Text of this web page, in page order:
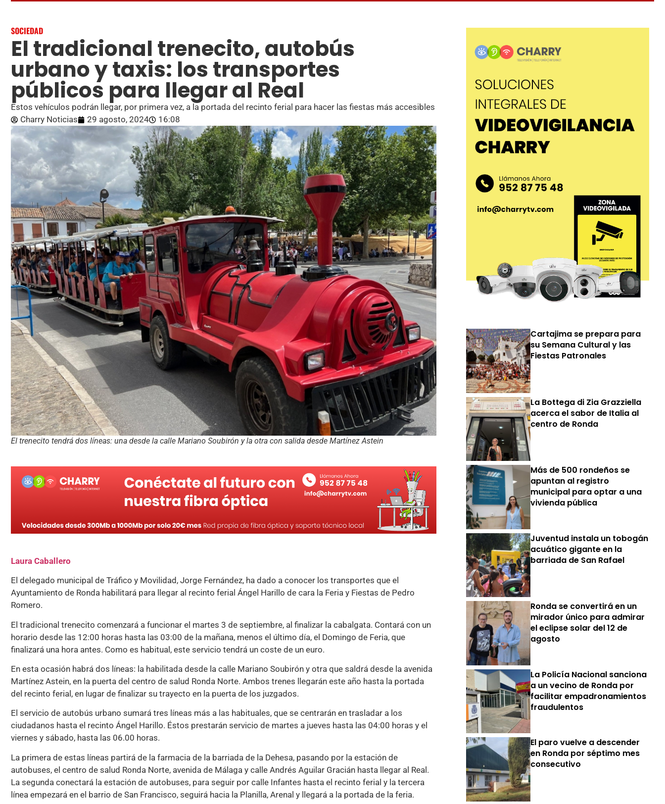
SOCIEDAD
El tradicional trenecito, autobús
urbano y taxis: los transportes
públicos para llegar al Real
Estos vehículos podrán llegar, por primera vez, a la portada del recinto ferial para hacer las fiestas más accesibles
Charry Noticias
29 agosto, 2024 16:08
El trenecito tendrá dos líneas: una desde la calle Mariano Soubirón y la otra con salida desde Martínez Astein
Laura Caballero
El delegado municipal de Tráfico y Movilidad, Jorge Fernández, ha dado a conocer los transportes que el
Ayuntamiento de Ronda habilitará para llegar al recinto ferial Ángel Harillo de cara la Feria y Fiestas de Pedro
Romero.
El tradicional trenecito comenzará a funcionar el martes 3 de septiembre, al finalizar la cabalgata. Contará con un
horario desde las 12:00 horas hasta las 03:00 de la mañana, menos el último día, el Domingo de Feria, que
finalizará una hora antes. Como es habitual, este servicio tendrá un coste de un euro.
En esta ocasión habrá dos líneas: la habilitada desde la calle Mariano Soubirón y otra que saldrá desde la avenida
Martínez Astein, en la puerta del centro de salud Ronda Norte. Ambos trenes llegarán este año hasta la portada
del recinto ferial, en lugar de finalizar su trayecto en la puerta de los juzgados.
El servicio de autobús urbano sumará tres líneas más a las habituales, que se centrarán en trasladar a los
ciudadanos hasta el recinto Ángel Harillo. Éstos prestarán servicio de martes a jueves hasta las 04:00 horas y el
viernes y sábado, hasta las 06.00 horas.
La primera de estas líneas partirá de la farmacia de la barriada de la Dehesa, pasando por la estación de
autobuses, el centro de salud Ronda Norte, avenida de Málaga y calle Andrés Aguilar Gracián hasta llegar al Real.
La segunda conectará la estación de autobuses, para seguir por calle Infantes hasta el recinto ferial y la tercera
línea empezará en el barrio de San Francisco, seguirá hacia la Planilla, Arenal y llegará a la portada de la feria.
Cartajima se prepara para
su Semana Cultural y las
Fiestas Patronales
La Bottega di Zia Grazziella
acerca el sabor de Italia al
centro de Ronda
Más de 500 rondeños se
apuntan al registro
municipal para optar a una
vivienda pública
Juventud instala un tobogán
acuático gigante en la
barriada de San Rafael
Ronda se convertirá en un
mirador único para admirar
el eclipse solar del 12 de
agosto
La Policía Nacional sanciona
a un vecino de Ronda por
facilitar empadronamientos
fraudulentos
El paro vuelve a descender
en Ronda por séptimo mes
consecutivo